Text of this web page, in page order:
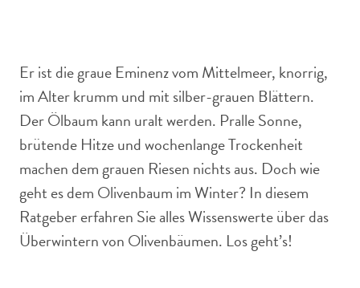
Er ist die graue Eminenz vom Mittelmeer, knorrig,
im Alter krumm und mit silber-grauen Blättern.
Der Ölbaum kann uralt werden. Pralle Sonne,
brütende Hitze und wochenlange Trockenheit
machen dem grauen Riesen nichts aus. Doch wie
geht es dem Olivenbaum im Winter? In diesem
Ratgeber erfahren Sie alles Wissenswerte über das
Überwintern von Olivenbäumen. Los geht’s!